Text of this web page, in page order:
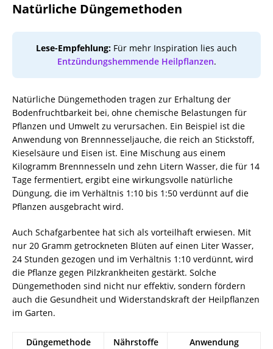
Natürliche Düngemethoden
Lese-Empfehlung: Für mehr Inspiration lies auch
Entzündungshemmende Heilpflanzen.
Natürliche Düngemethoden tragen zur Erhaltung der
Bodenfruchtbarkeit bei, ohne chemische Belastungen für
Pflanzen und Umwelt zu verursachen. Ein Beispiel ist die
Anwendung von Brennnesseljauche, die reich an Stickstoff,
Kieselsäure und Eisen ist. Eine Mischung aus einem
Kilogramm Brennnesseln und zehn Litern Wasser, die für 14
Tage fermentiert, ergibt eine wirkungsvolle natürliche
Düngung, die im Verhältnis 1:10 bis 1:50 verdünnt auf die
Pflanzen ausgebracht wird.
Auch Schafgarbentee hat sich als vorteilhaft erwiesen. Mit
nur 20 Gramm getrockneten Blüten auf einen Liter Wasser,
24 Stunden gezogen und im Verhältnis 1:10 verdünnt, wird
die Pflanze gegen Pilzkrankheiten gestärkt. Solche
Düngemethoden sind nicht nur effektiv, sondern fördern
auch die Gesundheit und Widerstandskraft der Heilpflanzen
im Garten.
Düngemethode Nährstoffe
Anwendung